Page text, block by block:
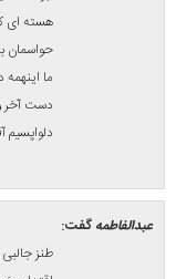
مذاکره
…
امام
آنهایی
با آمریکا
اسلحه
و سرآخر: